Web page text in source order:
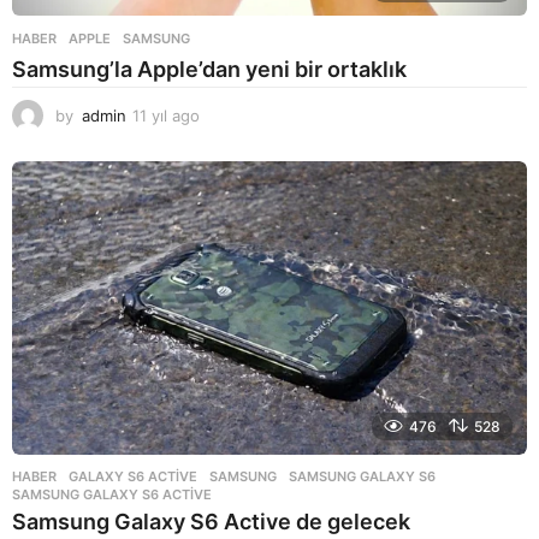
HABER APPLE ,SAMSUNG
Samsung’la Apple’dan yeni bir ortaklık
by admin 11 yıl ago
y
ı
l
a
g
o
476 528
HABER GALAXY S6 ACTIVE ,SAMSUNG ,SAMSUNG GALAXY S6
SAMSUNG GALAXY S6 ACTIVE
Samsung Galaxy S6 Active de gelecek